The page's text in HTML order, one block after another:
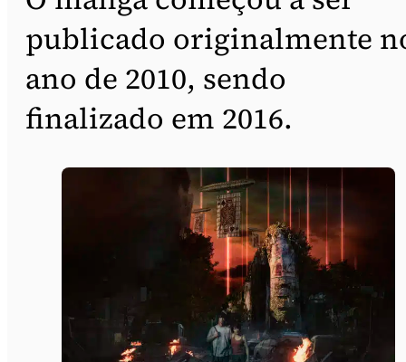
publicado originalmente
ano de 2010, sendo
finalizado em 2016.